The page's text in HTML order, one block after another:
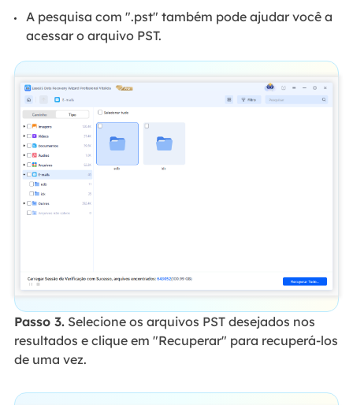
A pesquisa com ".pst" também pode ajudar você a
acessar o arquivo PST.
Passo 3.Selecione os arquivos PST desejados nos
resultados e clique em "Recuperar" para recuperá-los
de uma vez.